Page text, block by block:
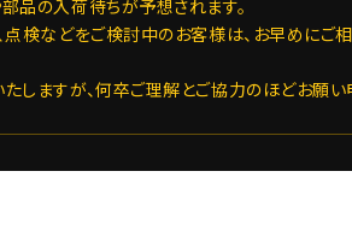
品の入荷待ちが予想されます。
点検などをご検討中のお客様は、お早めにご
しますが、何卒ご理解とご協力のほどお願い